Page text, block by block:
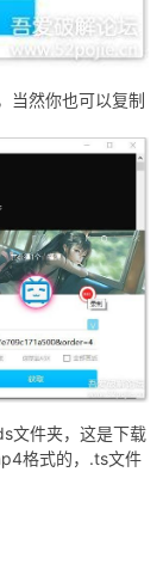
上方那个+号按